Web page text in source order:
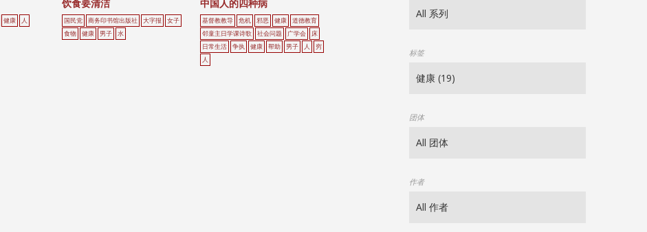
健康 人
饮食要清洁
国民党 商务印书馆出版社 大字报
女子
食物
健康 男子 水
中国人的四种病
基督教教导 危机 邪恶 健康
道德教育
邻童主日学课诗歌
社会问题 广学会
床
日常生活
争执 健康 帮助 男子 人
穷
人
标签
团体
作者